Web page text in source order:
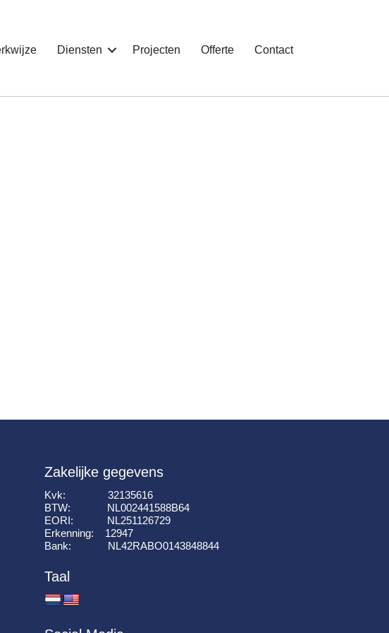
Diensten Projecten Offerte Contact
Zakelijke gegevens
Kvk: 32135616
BTW: NL002441588B64
EORI: NL251126729
Erkenning: 12947
Bank: NL42RABO0143848844
Taal